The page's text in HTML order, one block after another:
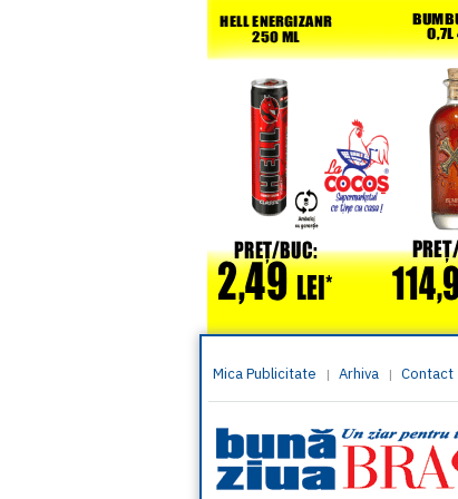
Mica Publicitate | Arhiva | Contact